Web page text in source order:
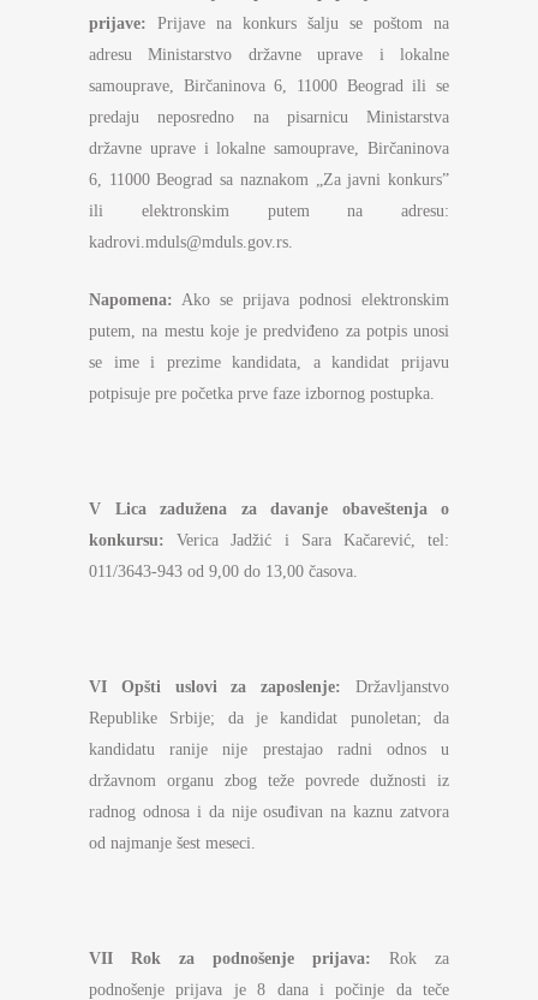
prijave: Prijave na konkurs šalju se poštom na
adresu Ministarstvo državne uprave i lokalne
samouprave, Birčaninova 6, 11000 Beograd ili se
predaju neposredno na pisarnicu Ministarstva
državne uprave i lokalne samouprave, Birčaninova
6, 11000 Beograd sa naznakom „Za javni konkurs”
ili elektronskim putem na adresu:
kadrovi.mduls@mduls.gov.rs.
Napomena: Ako se prijava podnosi elektronskim
putem, na mestu koje je predviđeno za potpis unosi
se ime i prezime kandidata, a kandidat prijavu
potpisuje pre početka prve faze izbornog postupka.
V Lica zadužena za davanje obaveštenja o
konkursu:Verica Jadžić i Sara Kačarević, tel:
011/3643-943 od 9,00 do 13,00 časova.
VI Opšti uslovi za zaposlenje: Državljanstvo
Republike Srbije; da je kandidat punoletan; da
kandidatu ranije nije prestajao radni odnos u
državnom organu zbog teže povrede dužnosti iz
radnog odnosa i da nije osuđivan na kaznu zatvora
od najmanje šest meseci.
VII Rok za podnošenje prijava: Rok za
podnošenje prijava je 8 dana i počinje da teče